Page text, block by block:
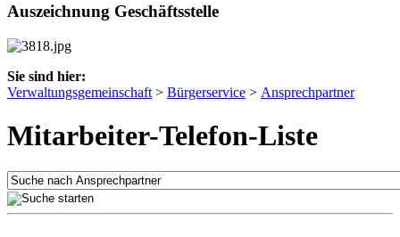
Auszeichnung Geschäftsstelle
Sie sind hier:
Verwaltungsgemeinschaft > Bürgerservice > Ansprechpartner
Mitarbeiter-Telefon-Liste